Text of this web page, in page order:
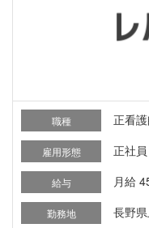
職種 正看
雇用形態 正社員
給与 月給
勤務地 長野